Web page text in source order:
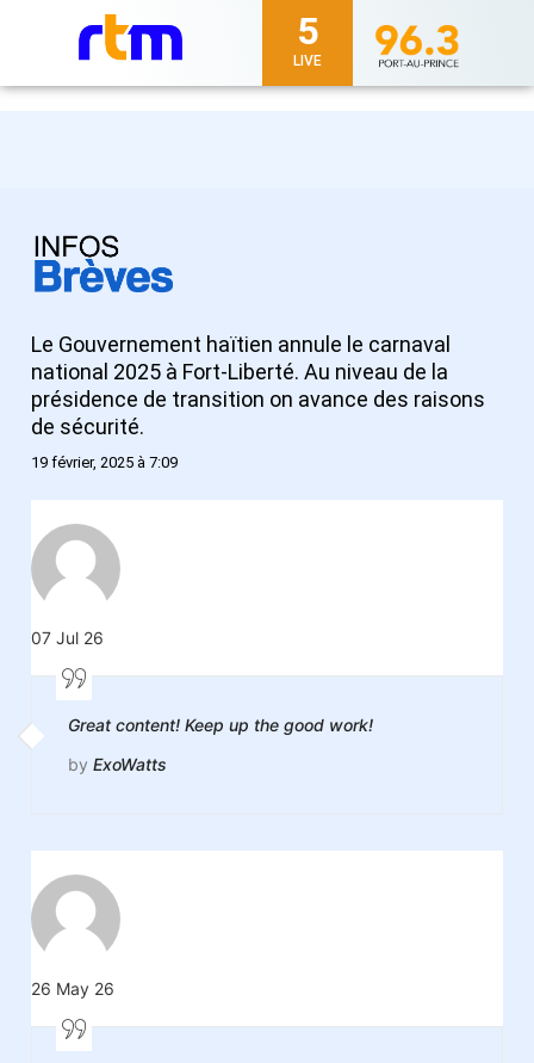
5
LIVE
Le Gouvernement haïtien annule le carnaval
national 2025 à Fort-Liberté. Au niveau de la
présidence de transition on avance des raisons
de sécurité.
19 février, 2025 à 7:09
07 Jul 26
Great content! Keep up the good work!
by ExoWatts
26 May 26